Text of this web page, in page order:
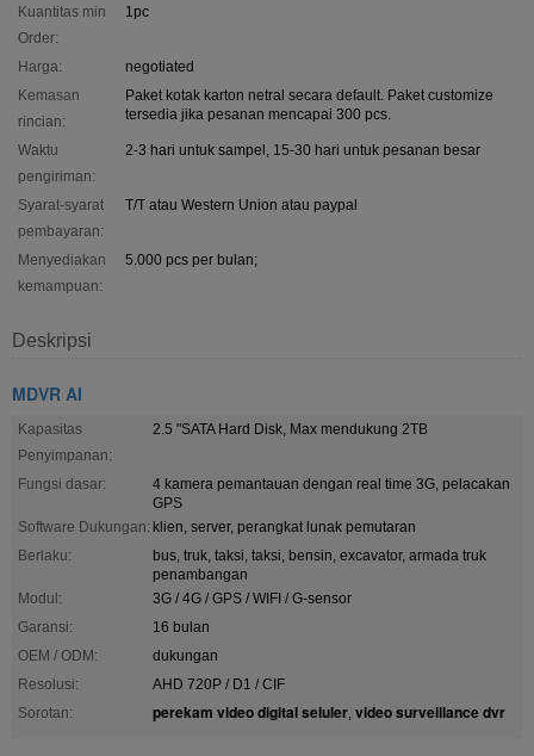
Kuantitas min
Order:
1pc
Harga:
negotiated
Kemasan
rincian:
Paket kotak karton netral secara default. Paket customize
tersedia jika pesanan mencapai 300 pcs.
Waktu
pengiriman:
2-3 hari untuk sampel, 15-30 hari untuk pesanan besar
Syarat-syarat
pembayaran:
T/T atau Western Union atau paypal
Menyediakan
kemampuan:
5.000 pcs per bulan;
Deskripsi
MDVR AI
Kapasitas
Penyimpanan:
2.5 "SATA Hard Disk, Max mendukung 2TB
Fungsi dasar:
4 kamera pemantauan dengan real time 3G, pelacakan
GPS
Software Dukungan: klien, server, perangkat lunak pemutaran
Berlaku:
bus, truk, taksi, taksi, bensin, excavator, armada truk
penambangan
Modul:
3G / 4G / GPS / WIFI / G-sensor
Garansi:
16 bulan
OEM / ODM:
dukungan
Resolusi:
AHD 720P / D1 / CIF
Sorotan:
perekam video digital seluler, video surveillance dvr